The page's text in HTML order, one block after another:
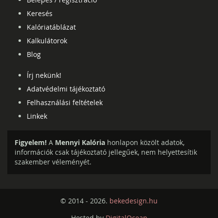
Keresés
Kalóriatáblázat
Kalkulátorok
Blog
Írj nekünk!
Adatvédelmi tájékoztató
Felhasználási feltételek
Linkek
Figyelem! A Mennyi Kalória honlapon közölt adatok,
információk csak tájékoztató jellegűek, nem helyettesítik
szakember véleményét.
© 2014 - 2026. bekedesign.hu